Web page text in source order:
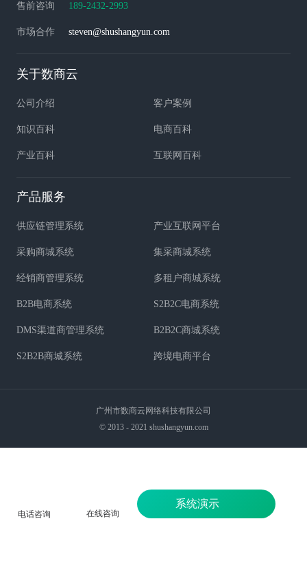
售前咨询 189-2432-2993
市场合作 steven@shushangyun.com
关于数商云
公司介绍 客户案例
知识百科 电商百科
产业百科 互联网百科
产品服务
供应链管理系统 产业互联网平台
采购商城系统 集采商城系统
经销商管理系统 多租户商城系统
B2B电商系统 S2B2C电商系统
DMS渠道商管理系统 B2B2C商城系统
S2B2B商城系统 跨境电商平台
广州市数商云网络科技有限公司
© 2013 - 2021 shushangyun.com
电话咨询 在线咨询
系统演示